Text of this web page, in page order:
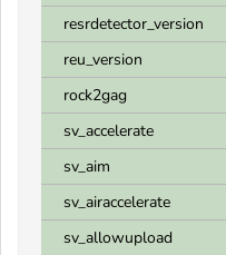
resrdetector_version
reu_version
rock2gag
sv_accelerate
sv_aim
sv_airaccelerate
sv_allowupload